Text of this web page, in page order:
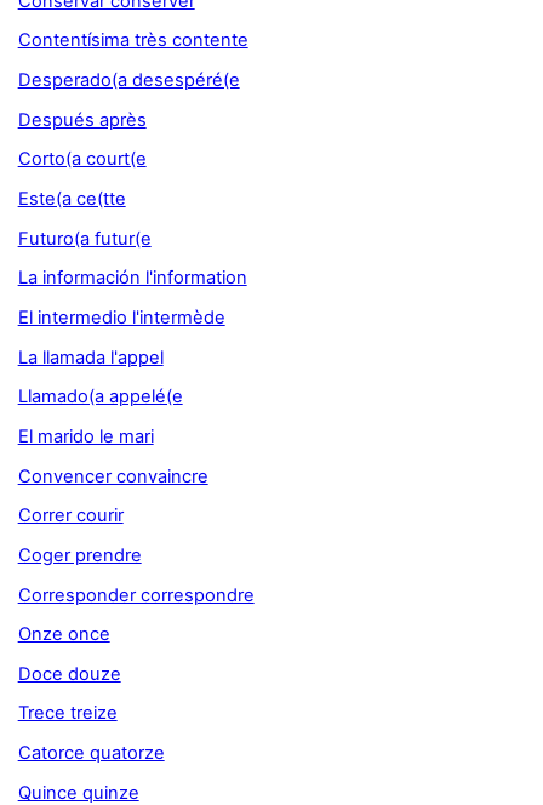
Contentísima très contente
Desperado(a desespéré(e
Después après
Corto(a court(e
Este(a ce(tte
Futuro(a futur(e
La información l'information
El intermedio l'intermède
La llamada l'appel
Llamado(a appelé(e
El marido le mari
Convencer convaincre
Correr courir
Coger prendre
Corresponder correspondre
Onze once
Doce douze
Trece treize
Catorce quatorze
Quince quinze